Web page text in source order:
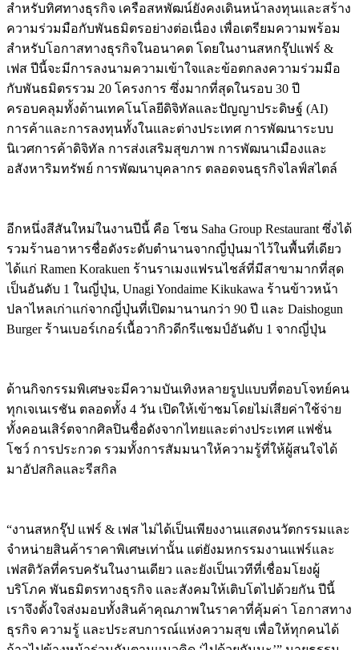
สำหรับทิศทางธุรกิจ เครือสหพัฒน์ยังคงเดินหน้าลงทุนและสร้าง
ความร่วมมือกับพันธมิตรอย่างต่อเนื่อง เพื่อเตรียมความพร้อม
สำหรับโอกาสทางธุรกิจในอนาคต โดยในงานสหกรุ๊ปแฟร์ &
เฟส ปีนี้จะมีการลงนามความเข้าใจและข้อตกลงความร่วมมือ
กับพันธมิตรรวม 20 โครงการ ซึ่งมากที่สุดในรอบ 30 ปี
ครอบคลุมทั้งด้านเทคโนโลยีดิจิทัลและปัญญาประดิษฐ์ (AI)
การค้าและการลงทุนทั้งในและต่างประเทศ การพัฒนาระบบ
นิเวศการค้าดิจิทัล การส่งเสริมสุขภาพ การพัฒนาเมืองและ
อสังหาริมทรัพย์ การพัฒนาบุคลากร ตลอดจนธุรกิจไลฟ์สไตล์
อีกหนึ่งสีสันใหม่ในงานปีนี้ คือ โซน Saha Group Restaurant ซึ่งได้
รวมร้านอาหารชื่อดังระดับตำนานจากญี่ปุ่นมาไว้ในพื้นที่เดียว
ได้แก่ Ramen Korakuen ร้านราเมงแฟรนไชส์ที่มีสาขามากที่สุด
เป็นอันดับ 1 ในญี่ปุ่น, Unagi Yondaime Kikukawa ร้านข้าวหน้า
ปลาไหลเก่าแก่จากญี่ปุ่นที่เปิดมานานกว่า 90 ปี และ Daishogun
Burger ร้านเบอร์เกอร์เนื้อวากิวดีกรีแชมป์อันดับ 1 จากญี่ปุ่น
ด้านกิจกรรมพิเศษจะมีความบันเทิงหลายรูปแบบที่ตอบโจทย์คน
ทุกเจเนเรชัน ตลอดทั้ง 4 วัน เปิดให้เข้าชมโดยไม่เสียค่าใช้จ่าย
ทั้งคอนเสิร์ตจากศิลปินชื่อดังจากไทยและต่างประเทศ แฟชั่น
โชว์ การประกวด รวมทั้งการสัมมนาให้ความรู้ที่ให้ผู้สนใจได้
มาอัปสกิลและรีสกิล
“งานสหกรุ๊ป แฟร์ & เฟส ไม่ได้เป็นเพียงงานแสดงนวัตกรรมและ
จำหน่ายสินค้าราคาพิเศษเท่านั้น แต่ยังมหกรรมงานแฟร์และ
เฟสติวัลที่ครบครันในงานเดียว และยังเป็นเวทีที่เชื่อมโยงผู้
บริโภค พันธมิตรทางธุรกิจ และสังคมให้เติบโตไปด้วยกัน ปีนี้
เราจึงตั้งใจส่งมอบทั้งสินค้าคุณภาพในราคาที่คุ้มค่า โอกาสทาง
ธุรกิจ ความรู้ และประสบการณ์แห่งความสุข เพื่อให้ทุกคนได้